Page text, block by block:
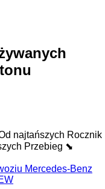
najtańszych Rocznik
Przebieg ⬊